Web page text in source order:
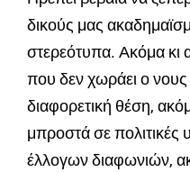
δικούς μας
στερεότυπα. Ακόμα κι
που δεν χωράει ο
διαφορετική θέση,
μπροστά σε πολιτικές
έλλογων διαφωνιών,